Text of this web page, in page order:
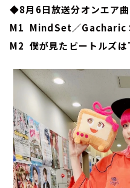
◆8月6日放送分オンエア曲
M1 MindSet／Gacharic
M2 僕が見たビートルズ